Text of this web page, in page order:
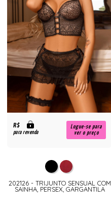
R$
para revenda
Logue-se para
ver o preço
202126 - TRIJUNTO SENSUAL COM
SAINHA, PERSEX, GARGANTILA